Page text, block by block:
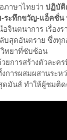
ภาษาไทยว่า ปฏิบัติ
-ระทึกขวัญ-แอ็คชั่น
จินตนาการ เรื่อง
สุดอันตราย ซึ่งทุก
วิทยาที่ซับซ้อน
ยการสร้างตัวละค
การผสมผสานระห
มันส์ ทำให้ผู้ชมติด